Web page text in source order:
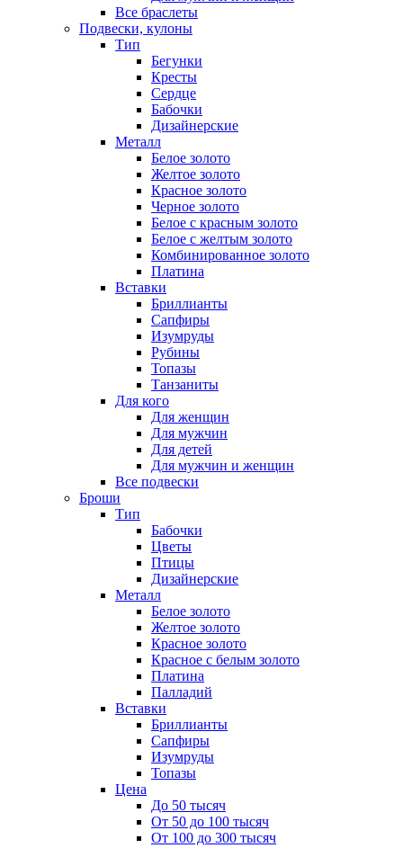
Все браслеты
Подвески, кулоны
Тип
Бегунки
Кресты
Сердце
Бабочки
Дизайнерские
Металл
Белое золото
Желтое золото
Красное золото
Черное золото
Белое с красным золото
Белое с желтым золото
Комбинированное золото
Платина
Вставки
Бриллианты
Сапфиры
Изумруды
Рубины
Топазы
Танзаниты
Для кого
Для женщин
Для мужчин
Для детей
Для мужчин и женщин
Все подвески
Броши
Тип
Бабочки
Цветы
Птицы
Дизайнерские
Металл
Белое золото
Желтое золото
Красное золото
Красное с белым золото
Платина
Палладий
Вставки
Бриллианты
Сапфиры
Изумруды
Топазы
Цена
До 50 тысяч
От 50 до 100 тысяч
От 100 до 300 тысяч